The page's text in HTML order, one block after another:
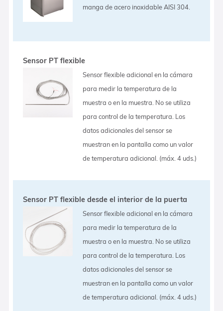
manga de acero inoxidable AISI 304.
Sensor PT flexible
Sensor flexible adicional en la cámara
para medir la temperatura de la
muestra o en la muestra. No se utiliza
para control de la temperatura. Los
datos adicionales del sensor se
muestran en la pantalla como un valor
de temperatura adicional. (máx. 4 uds.)
Sensor PT flexible desde el interior de la puerta
Sensor flexible adicional en la cámara
para medir la temperatura de la
muestra o en la muestra. No se utiliza
para control de la temperatura. Los
datos adicionales del sensor se
muestran en la pantalla como un valor
de temperatura adicional. (máx. 4 uds.)